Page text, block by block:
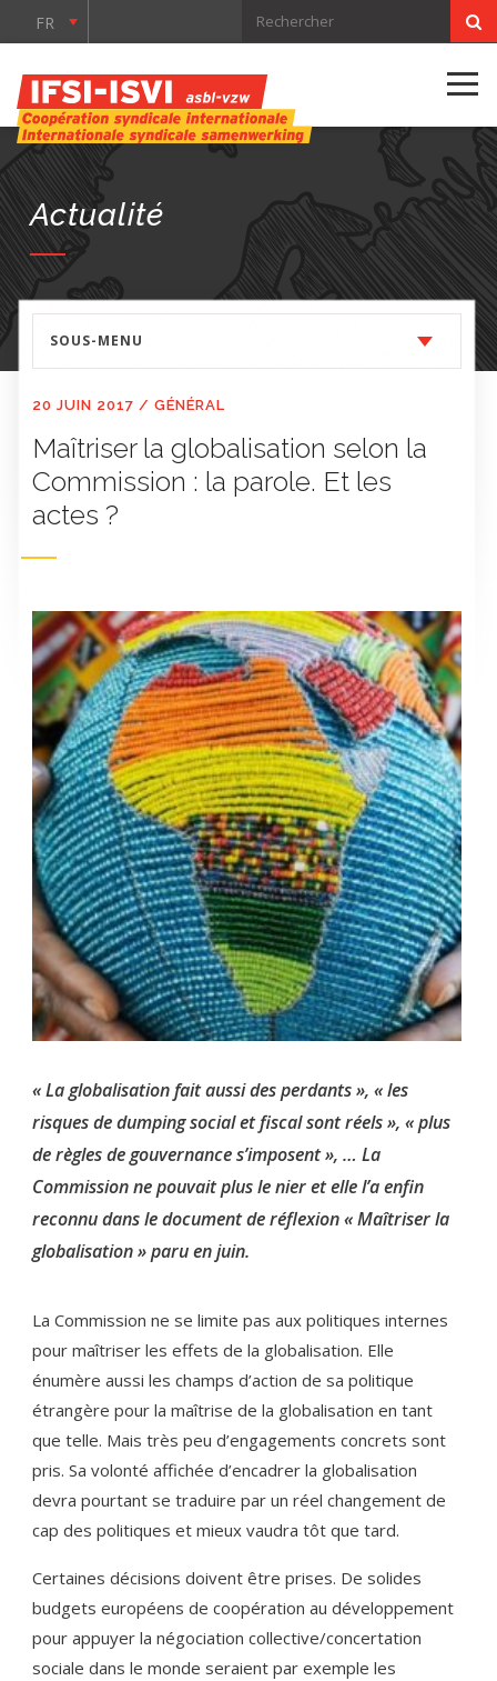
FR
Actualité
SOUS-MENU
20 JUIN 2017 / GÉNÉRAL
Maîtriser la globalisation selon la
Commission : la parole. Et les
actes ?
« La globalisation fait aussi des perdants », « les
risques de dumping social et fiscal sont réels », « plus
de règles de gouvernance s’imposent », … La
Commission ne pouvait plus le nier et elle l’a enfin
reconnu dans le document de réflexion « Maîtriser la
globali­sation » paru en juin.
La Commission ne se limite pas aux poli­tiques internes
pour maîtriser les effets de la globalisation. Elle
énumère aussi les champs d’action de sa politique
étrangère pour la maîtrise de la globalisation en tant
que telle. Mais très peu d’engagements concrets sont
pris. Sa volonté affichée d’encadrer la globa­lisation
devra pourtant se traduire par un réel changement de
cap des politiques et mieux vaudra tôt que tard.
Certaines décisions doivent être prises. De solides
budgets européens de coopération au développement
pour appuyer la négocia­tion collective/concertation
sociale dans le monde seraient par exemple les